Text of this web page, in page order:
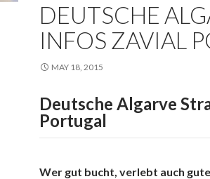
DEUTSCHE
INFOS ZAVIAL
MAY 18, 2015
Deutsche Algarve
Portugal
Wer gut bucht, verlebt auch